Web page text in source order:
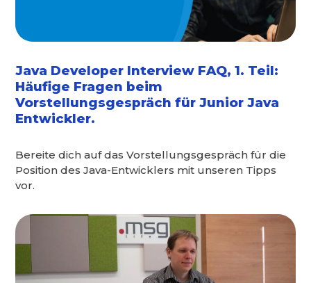
Java Developer Interview FAQ, 1. Teil:
Häufige Fragen beim
Vorstellungsgespräch für Junior Java
Entwickler.
Bereite dich auf das Vorstellungsgespräch für die
Position des Java-Entwicklers mit unseren Tipps
vor.